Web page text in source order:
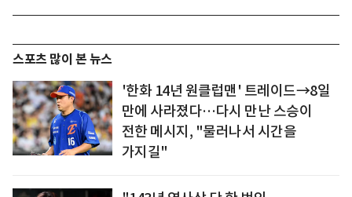
스포츠 많이 본 뉴스
'한화 14년 원클럽맨' 트레이드→8일
만에 사라졌다…다시 만난 스승이
전한 메시지, "물러나서 시간을
가지길"